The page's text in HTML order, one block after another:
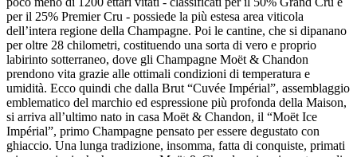
per il 25% Premier Cru - possiede la più estesa area viticola
dell’intera regione della Champagne. Poi le cantine, che si dipanano
per oltre 28 chilometri, costituendo una sorta di vero e proprio
labirinto sotterraneo, dove gli Champagne Moët & Chandon
prendono vita grazie alle ottimali condizioni di temperatura e
umidità. Ecco quindi che dalla Brut “Cuvée Impérial”, assemblaggio
emblematico del marchio ed espressione più profonda della Maison,
si arriva all’ultimo nato in casa Moët & Chandon, il “Moët Ice
Impérial”, primo Champagne pensato per essere degustato con
ghiaccio. Una lunga tradizione, insomma, fatta di conquiste, primati